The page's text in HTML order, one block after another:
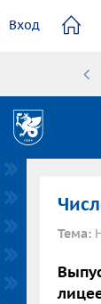
содержанию
Вход
Тема: